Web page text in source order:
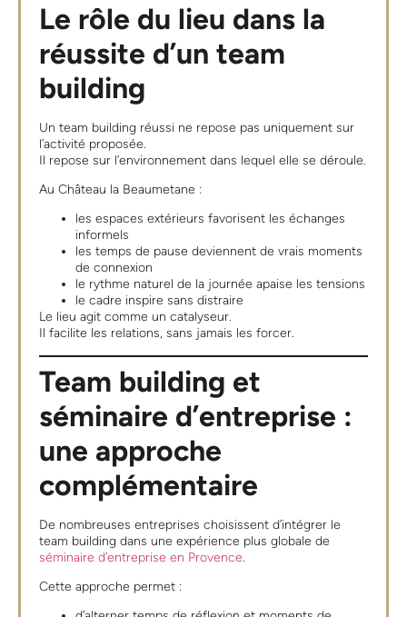
Le rôle du lieu dans la
réussite d’un team
building
Un team building réussi ne repose pas uniquement sur
l’activité proposée.
Il repose sur l’environnement dans lequel elle se déroule.
Au Château la Beaumetane :
les espaces extérieurs favorisent les échanges
informels
les temps de pause deviennent de vrais moments
de connexion
le rythme naturel de la journée apaise les tensions
le cadre inspire sans distraire
Le lieu agit comme un catalyseur.
Il facilite les relations, sans jamais les forcer.
Team building et
séminaire d’entreprise :
une approche
complémentaire
De nombreuses entreprises choisissent d’intégrer le
team building dans une expérience plus globale de
séminaire d’entreprise en Provence.
Cette approche permet :